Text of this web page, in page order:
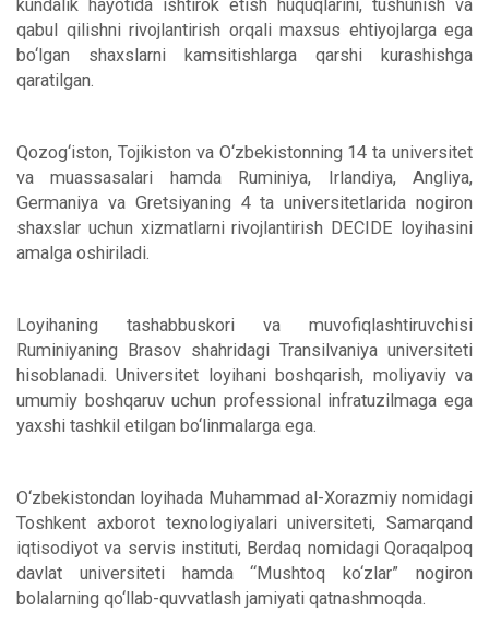
kundalik hayotida ishtirok etish huquqlarini, tushunish va
qabul qilishni rivojlantirish orqali maxsus ehtiyojlarga ega
bo‘lgan shaxslarni kamsitishlarga qarshi kurashishga
qaratilgan.
Qozog‘iston, Tojikiston va O‘zbekistonning 14 ta universitet
va muassasalari hamda Ruminiya, Irlandiya, Angliya,
Germaniya va Gretsiyaning 4 ta universitetlarida nogiron
shaxslar uchun xizmatlarni rivojlantirish DECIDE loyihasini
amalga oshiriladi.
Loyihaning tashabbuskori va muvofiqlashtiruvchisi
Ruminiyaning Brasov shahridagi Transilvaniya universiteti
hisoblanadi. Universitet loyihani boshqarish, moliyaviy va
umumiy boshqaruv uchun professional infratuzilmaga ega
yaxshi tashkil etilgan bo‘linmalarga ega.
O‘zbekistondan loyihada Muhammad al-Xorazmiy nomidagi
Toshkent axborot texnologiyalari universiteti, Samarqand
iqtisodiyot va servis instituti, Berdaq nomidagi Qoraqalpoq
davlat universiteti hamda“Mushtoq ko‘zlar”
nogiron
bolalarning qo‘llab-quvvatlash jamiyati qatnashmoqda.